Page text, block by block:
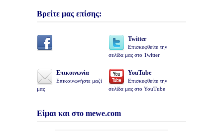
Βρείτε μας επίσης:
Twitter
Επισκεφθείτε την
σελίδα μας στο Twitter
Επικοινωνία
Επικοινωνήστε μαζί
μας
YouTube
Επισκεφθείτε την
σελίδα μας στο YouTube
Είμαι και στο mewe.com